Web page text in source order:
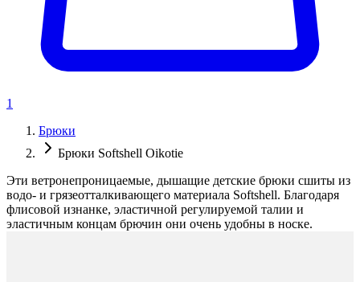
1
Брюки
Брюки Softshell Oikotie
Эти ветронепроницаемые, дышащие детские брюки сшиты из
водо- и грязеотталкивающего материала Softshell. Благодаря
флисовой изнанке, эластичной регулируемой талии и
эластичным концам брючин они очень удобны в носке.